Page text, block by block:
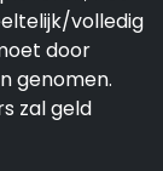
volledig
door
genomen.
zal geld